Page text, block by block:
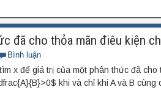
đã cho thỏa mãn điêu kiện
Bình luận
x để giá trị của một phân thức đã cho
khi và chỉ khi A và B cùng